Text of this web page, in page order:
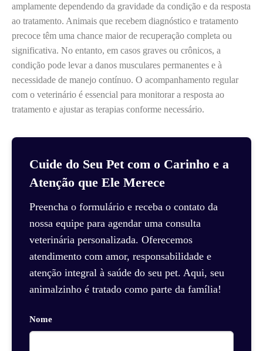
amplamente dependendo da gravidade da condição e da resposta
ao tratamento. Animais que recebem diagnóstico e tratamento
precoce têm uma chance maior de recuperação completa ou
significativa. No entanto, em casos graves ou crônicos, a
condição pode levar a danos musculares permanentes e à
necessidade de manejo contínuo. O acompanhamento regular
com o veterinário é essencial para monitorar a resposta ao
tratamento e ajustar as terapias conforme necessário.
Cuide do Seu Pet com o Carinho e a
Atenção que Ele Merece
Preencha o formulário e receba o contato da
nossa equipe para agendar uma consulta
veterinária personalizada. Oferecemos
atendimento com amor, responsabilidade e
atenção integral à saúde do seu pet. Aqui, seu
animalzinho é tratado como parte da família!
Nome